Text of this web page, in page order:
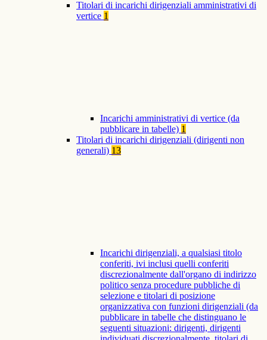
Titolari di incarichi dirigenziali amministrativi di
vertice 1
Incarichi amministrativi di vertice (da
pubblicare in tabelle) 1
Titolari di incarichi dirigenziali (dirigenti non
generali) 13
Incarichi dirigenziali, a qualsiasi titolo
conferiti, ivi inclusi quelli conferiti
discrezionalmente dall'organo di indirizzo
politico senza procedure pubbliche di
selezione e titolari di posizione
organizzativa con funzioni dirigenziali (da
pubblicare in tabelle che distinguano le
seguenti situazioni: dirigenti, dirigenti